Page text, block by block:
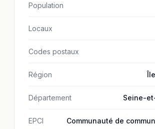
Population
Locaux
Codes postaux
Région
Département Seine-
EPCI
Communauté de